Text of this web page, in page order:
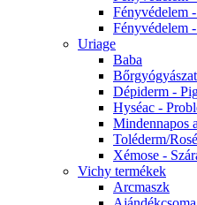
Fényvédelem
Fényvédelem
Uriage
Baba
Dépiderm -
Hyséac -
Mindennapos
Toléderm/
Xémose -
Vichy termékek
Arcmaszk